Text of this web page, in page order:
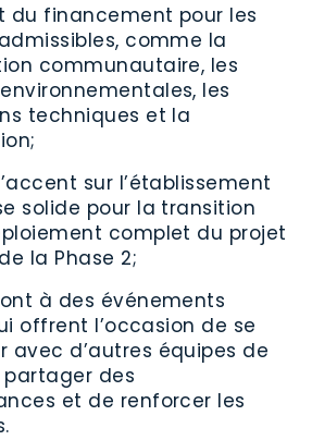
du financement pour les
comme la
communautaire, les
les
techniques et la
sur l’établissement
solide pour la transition
complet du projet
la Phase 2;
à des événements
offrent l’occasion de se
avec d’autres équipes de
partager des
et de renforcer les